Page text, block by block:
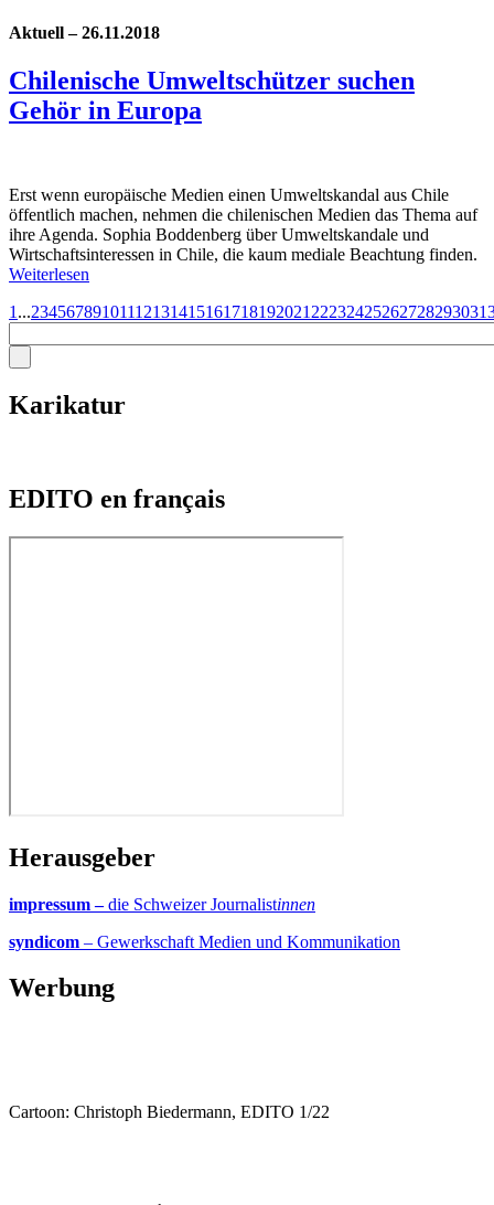
Aktuell – 26.11.2018
Chilenische Umweltschützer suchen
Gehör in Europa
Erst wenn europäische Medien einen Umweltskandal aus Chile
öffentlich machen, nehmen die chilenischen Medien das Thema auf
ihre Agenda. Sophia Boddenberg über Umweltskandale und
Wirtschaftsinteressen in Chile, die kaum mediale Beachtung finden.
Weiterlesen
1 ...23456789101112131415161718192021 22232425262728293031
Karikatur
EDITO en français
Herausgeber
impressum –die Schweizer Journalistinnen
syndicom – Gewerkschaft Medien und Kommunikation
Werbung
Cartoon: Christoph Biedermann, EDITO 1/22